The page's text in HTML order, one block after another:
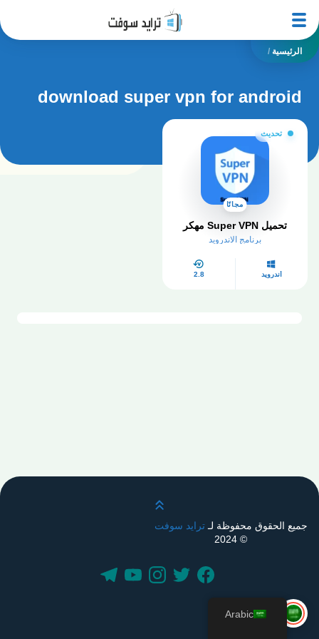
الرئيسية /
download super vpn for android
تحديث
مجانًا
تحميل Super VPN مهكر
برنامج الاندرويد
أندرويد 2.8
قم بالتمرير لأعلى
جميع الحقوق محفوظة لـترايد سوفت
© 2024
Arabic